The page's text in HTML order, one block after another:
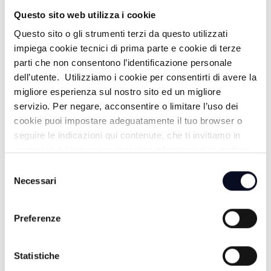
Questo sito web utilizza i cookie
Questo sito o gli strumenti terzi da questo utilizzati
impiega cookie tecnici di prima parte e cookie di terze
parti che non consentono l’identificazione personale
dell’utente. Utilizziamo i cookie per consentirti di avere la
migliore esperienza sul nostro sito ed un migliore
servizio. Per negare, acconsentire o limitare l’uso dei
cookie puoi impostare adeguatamente il tuo browser o
seguire le indicazioni qui contenute, che ti invitiamo in
delNecessari
Preferenze
Statistiche
MUSICA MUSICA
TG GIORNO
18:00
DENTRO LA NOTIZIA